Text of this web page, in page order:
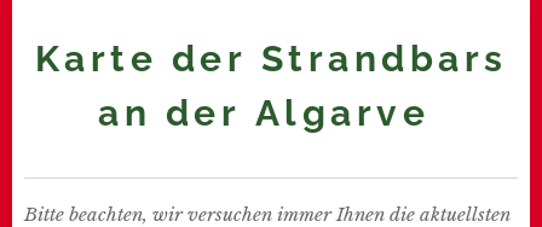
Karte der Strandbars
an der Algarve
Bitte beachten, wir versuchen immer Ihnen die aktuellsten